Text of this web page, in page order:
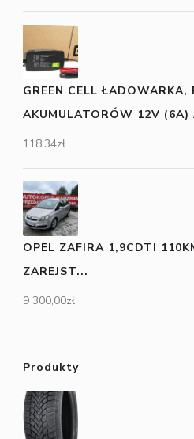
GREEN CELL
AKUMULATORÓW 12V (6A)
118,34zł
OPEL ZAFIRA 1,9CDTI
ZAREJST...
9 300,00zł
Produkty